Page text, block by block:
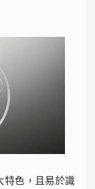
特色，且易於識